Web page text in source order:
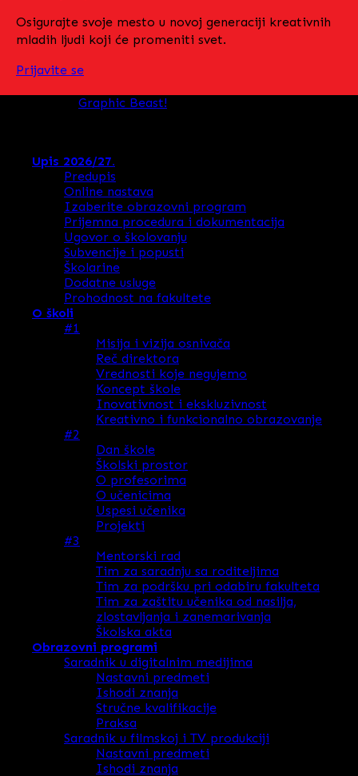
Osigurajte svoje mesto u novoj generaciji kreativnih
mladih ljudi koji će promeniti svet.
Prijavite se
Graphic Beast!
Upis 2026/27.
Predupis
Online nastava
Izaberite obrazovni program
Prijemna procedura i dokumentacija
Ugovor o školovanju
Subvencije i popusti
Školarine
Dodatne usluge
Prohodnost na fakultete
O školi
#1
Misija i vizija osnivača
Reč direktora
Vrednosti koje negujemo
Koncept škole
Inovativnost i ekskluzivnost
Kreativno i funkcionalno obrazovanje
#2
Dan škole
Školski prostor
O profesorima
O učenicima
Uspesi učenika
Projekti
#3
Mentorski rad
Tim za saradnju sa roditeljima
Tim za podršku pri odabiru fakulteta
Tim za zaštitu učenika od nasilja,
zlostavljanja i zanemarivanja
Školska akta
Obrazovni programi
Saradnik u digitalnim medijima
Nastavni predmeti
Ishodi znanja
Stručne kvalifikacije
Praksa
Saradnik u filmskoj i TV produkciji
Nastavni predmeti
Ishodi znanja